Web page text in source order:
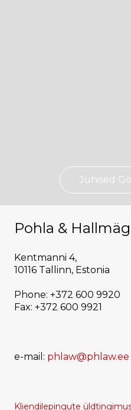
Juhised
Pohla &
Kentmanni 4,
10116 Tallinn, Estonia
Phone: +372 600 9920
Fax: +372 600 9921
e-mail: phlaw@phlaw.ee
Kliendilepingute